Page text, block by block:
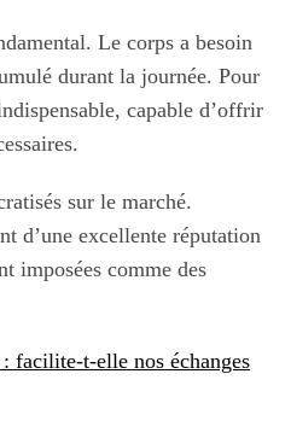
Le corps a besoin
durant la journée. Pour
capable d’offrir
sur le marché.
d’une excellente réputation
imposées comme des
facilite-t-elle nos échanges